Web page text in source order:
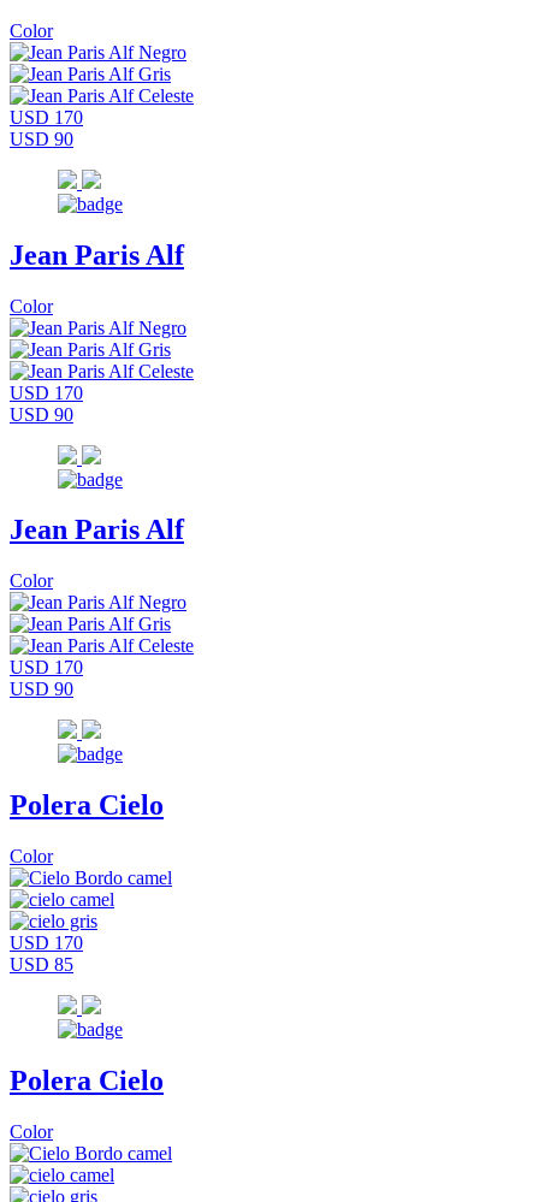
Color
USD 170
USD 90
Jean Paris Alf
Color
USD 170
USD 90
Jean Paris Alf
Color
USD 170
USD 90
Polera Cielo
Color
USD 170
USD 85
Polera Cielo
Color